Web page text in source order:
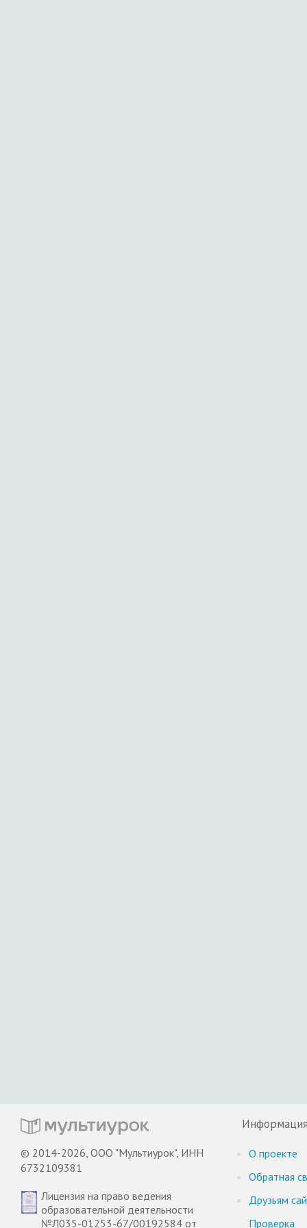
© 2014-2026, ООО "Мультиурок", ИНН
6732109381
Лицензия на право ведения
образовательной деятельности
№Л035-01253-67/00192584 от
О проекте
Обратная
Друзьям
Проверка